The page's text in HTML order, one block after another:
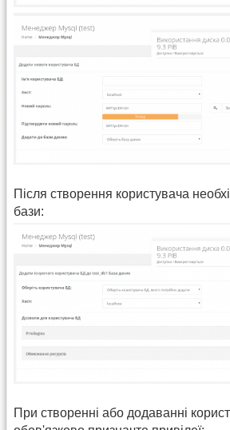
Після створення користувача
бази:
При створенні або додаванні